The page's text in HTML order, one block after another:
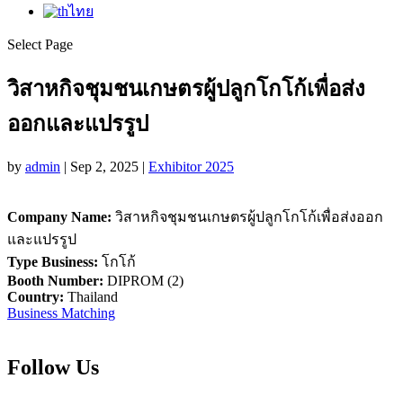
ไทย
Select Page
วิสาหกิจชุมชนเกษตรผู้ปลูกโกโก้เพื่อส่ง
ออกและแปรรูป
by admin | Sep 2, 2025 | Exhibitor 2025
Company Name: วิสาหกิจชุมชนเกษตรผู้ปลูกโกโก้เพื่อส่งออก
และแปรรูป
Type Business: โกโก้
Booth Number: DIPROM (2)
Country: Thailand
Business Matching
Follow Us